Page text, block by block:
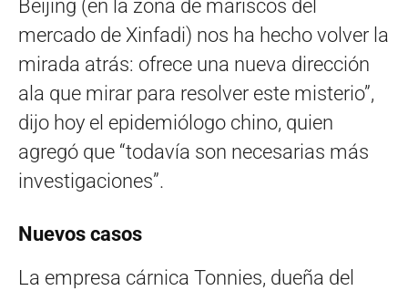
Beijing (en la zona de mariscos del
mercado de Xinfadi) nos ha hecho volver la
mirada atrás: ofrece una nueva dirección
ala que mirar para resolver este misterio”,
dijo hoy el epidemiólogo chino, quien
agregó que “todavía son necesarias más
investigaciones”.
Nuevos casos
La empresa cárnica Tonnies, dueña del